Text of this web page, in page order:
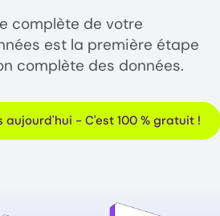
complète de votre
est la première étape
complète des données.
aujourd'hui - C'est 100 % gratuit !